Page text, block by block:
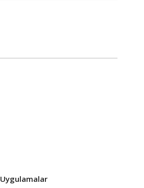
Uygulamalar